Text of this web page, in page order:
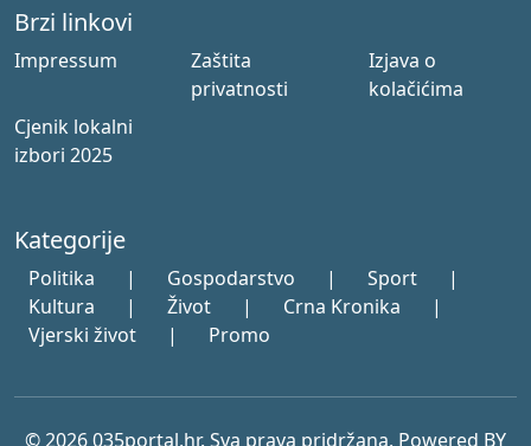
Brzi linkovi
Impressum
Zaštita
privatnosti
Izjava o
kolačićima
Cjenik lokalni
izbori 2025
Kategorije
Politika | Gospodarstvo | Sport
|
Kultura
| Život | Crna Kronika
|
Vjerski život
| Promo
© 2026 035portal.hr. Sva prava pridržana. Powered BY